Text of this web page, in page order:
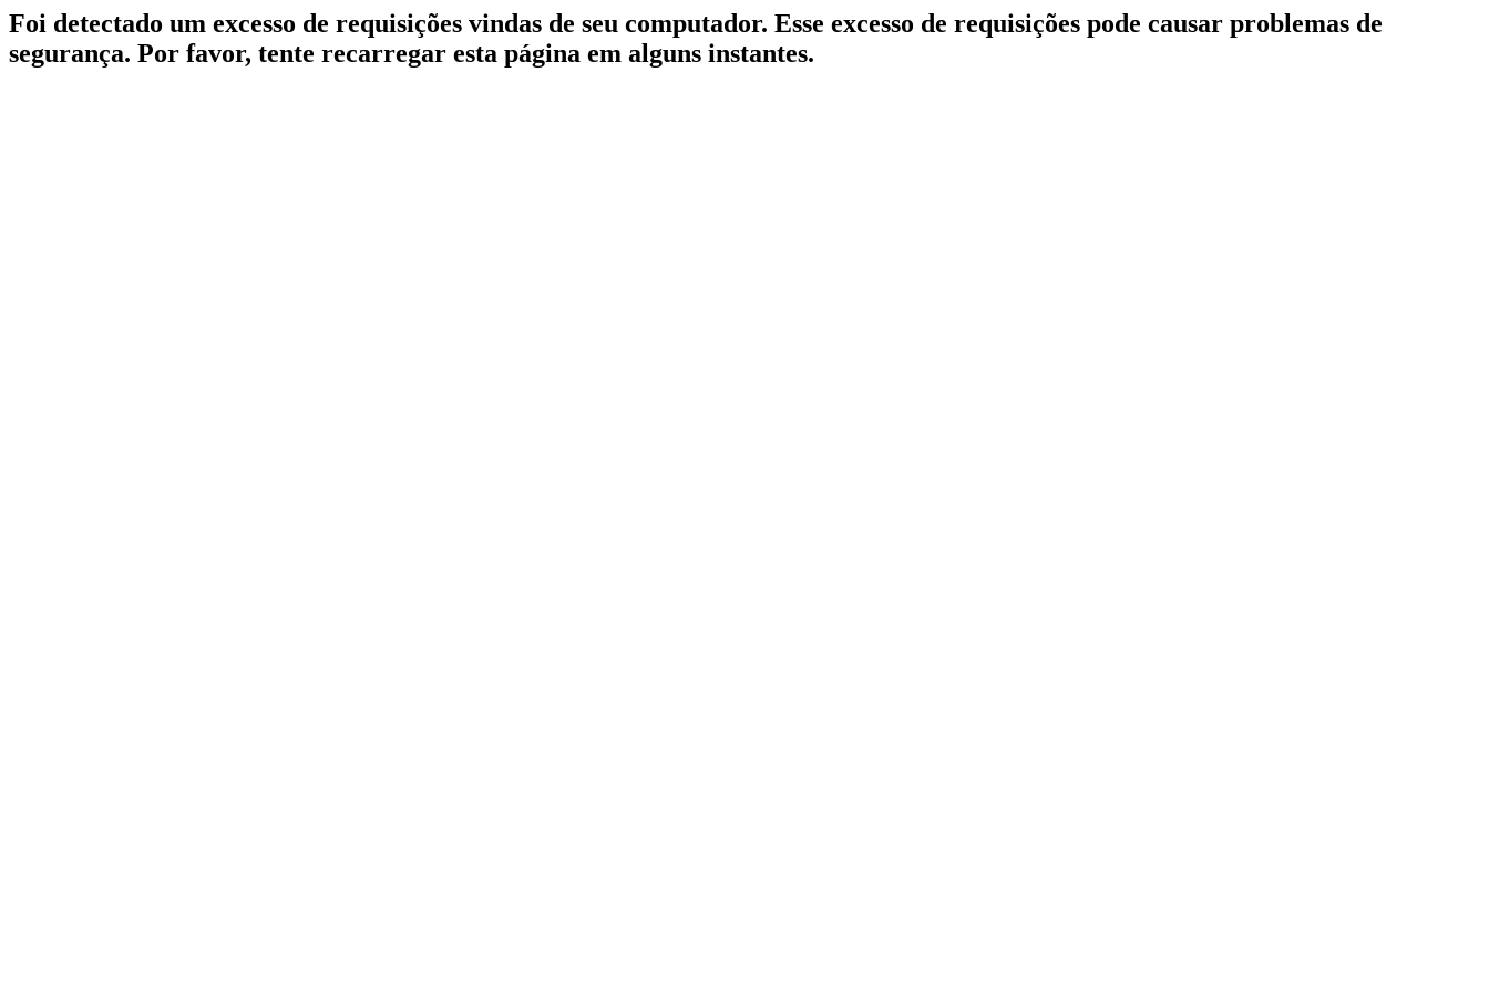
Foi detectado um excesso de requisições vindas de seu computador. Esse excesso de requisições pode causar problemas de
segurança. Por favor, tente recarregar esta página em alguns instantes.